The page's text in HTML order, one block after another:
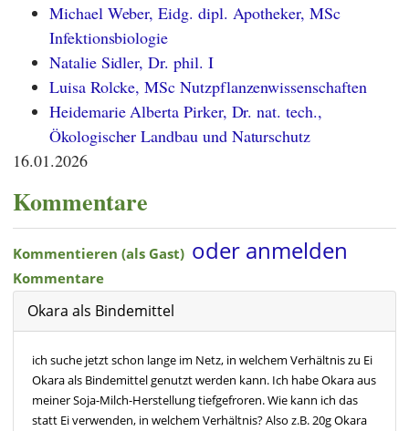
Michael Weber, Eidg. dipl. Apotheker, MSc
Infektionsbiologie
Natalie Sidler, Dr. phil. I
Luisa Rolcke, MSc Nutzpflanzenwissenschaften
Heidemarie Alberta Pirker, Dr. nat. tech.,
Ökologischer Landbau und Naturschutz
16.01.2026
Kommentare